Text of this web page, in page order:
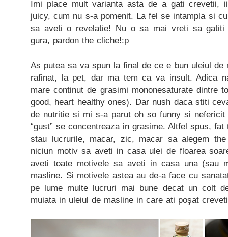
Imi place mult varianta asta de a gati crevetii,
juicy, cum nu s-a pomenit. La fel se intampla si
sa aveti o revelatie! Nu o sa mai vreti sa
gura, pardon the cliche!:p
As putea sa va spun la final de ce e bun uleiul
rafinat, la pet, dar ma tem ca va insult. Adica
mare continut de grasimi mononesaturate dintre
good, heart healthy ones). Dar nush daca stiti
de nutritie si mi s-a parut oh so funny si nefericit
“gust” se concentreaza in grasime. Altfel spus,
stau lucrurile, macar, zic, macar sa alegem
niciun motiv sa aveti in casa ulei de floarea
aveti toate motivele sa aveti in casa una (sau
masline. Si motivele astea au de-a face cu
pe lume multe lucruri mai bune decat un colt
muiata in uleiul de masline in care ati poşat